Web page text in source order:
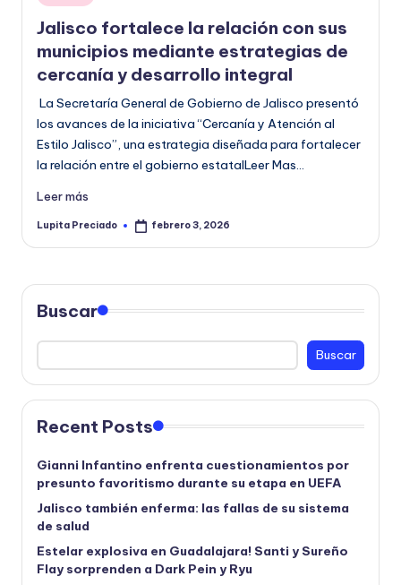
o
r
m
a
ti
v
a
en
Jalisco fortalece la relación con sus
municipios mediante estrategias de
cercanía y desarrollo integral
La Secretaría General de Gobierno de Jalisco presentó
los avances de la iniciativa “Cercanía y Atención al
Estilo Jalisco”, una estrategia diseñada para fortalecer
la relación entre el gobierno estatalLeer Mas…
Leer más
Publicado
Lupita Preciado febrero 3, 2026
Buscar
Buscar
Recent Posts
Gianni Infantino enfrenta cuestionamientos por
presunto favoritismo durante su etapa en UEFA
Jalisco también enferma: las fallas de su sistema
de salud
Estelar explosiva en Guadalajara! Santi y Sureño
Flay sorprenden a Dark Pein y Ryu